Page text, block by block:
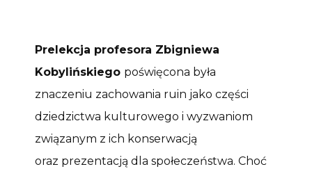
Prelekcja profesora Zbigniewa
Kobylińskiego poświęcona była
znaczeniu zachowania ruin jako części
dziedzictwa kulturowego i wyzwaniom
związanym z ich konserwacją
oraz prezentacją dla społeczeństwa. Choć